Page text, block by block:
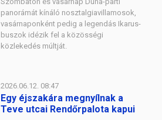
panorámát kínáló nosztalgiavillamosok,
vasárnaponként pedig a legendás Ikarus-
buszok idézik fel a közösségi
közlekedés múltját.
2026.06.12. 08:47
Egy éjszakára megnyílnak a
Teve utcai Rendőrpalota kapui